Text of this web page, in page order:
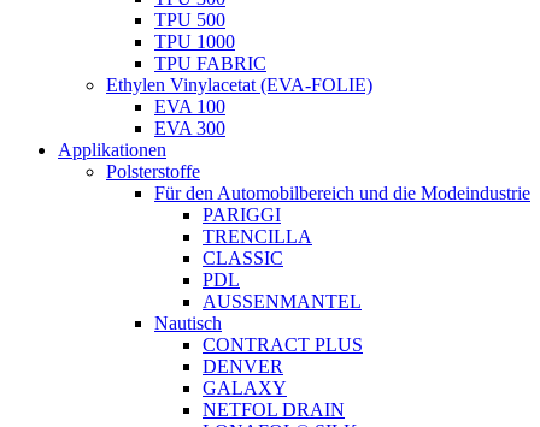
TPU 500
TPU 1000
TPU FABRIC
Ethylen Vinylacetat (EVA-FOLIE)
EVA 100
EVA 300
Applikationen
Polsterstoffe
Für den Automobilbereich und die Modeindustrie
PARIGGI
TRENCILLA
CLASSIC
PDL
AUSSENMANTEL
Nautisch
CONTRACT PLUS
DENVER
GALAXY
NETFOL DRAIN